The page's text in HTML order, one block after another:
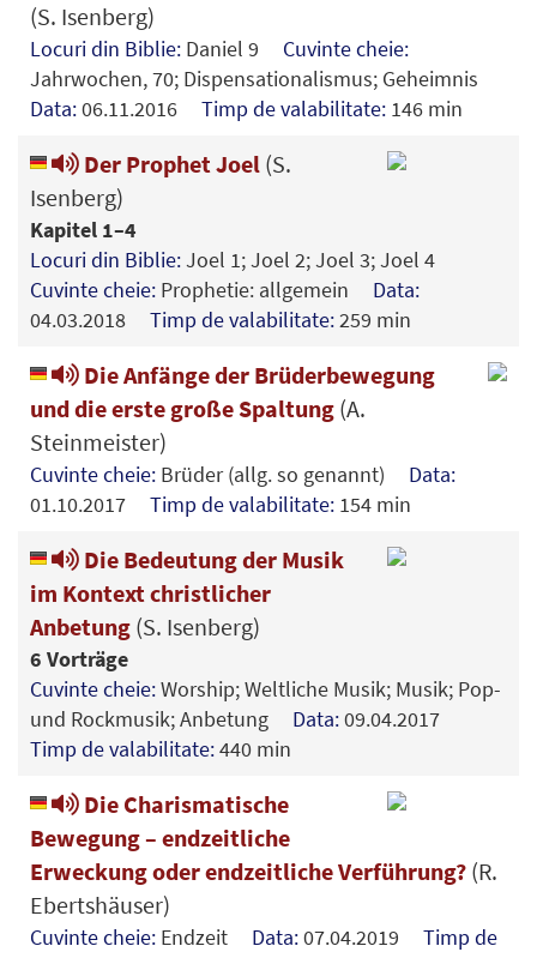
(S. Isenberg)
Locuri din Biblie: Daniel 9 Cuvinte cheie:
Jahrwochen, 70; Dispensationalismus; Geheimnis
Data:06.11.2016 Timp de valabilitate: 146 min
Der Prophet Joel (S.
Isenberg)
Kapitel 1–4
Locuri din Biblie:Joel 1; Joel 2; Joel 3; Joel 4
Cuvinte cheie: Prophetie: allgemein Data:
04.03.2018 Timp de valabilitate:259 min
Die Anfänge der Brüderbewegung
und die erste große Spaltung (A.
Steinmeister)
Cuvinte cheie: Brüder (allg. so genannt) Data:
01.10.2017 Timp de valabilitate: 154 min
Die Bedeutung der Musik
im Kontext christlicher
Anbetung (S. Isenberg)
6 Vorträge
Cuvinte cheie:Worship; Weltliche Musik; Musik; Pop-
und Rockmusik; Anbetung Data:09.04.2017
Timp de valabilitate:440 min
Die Charismatische
Bewegung – endzeitliche
Erweckung oder endzeitliche Verführung? (R.
Ebertshäuser)
Cuvinte cheie: Endzeit Data:07.04.2019 Timp de